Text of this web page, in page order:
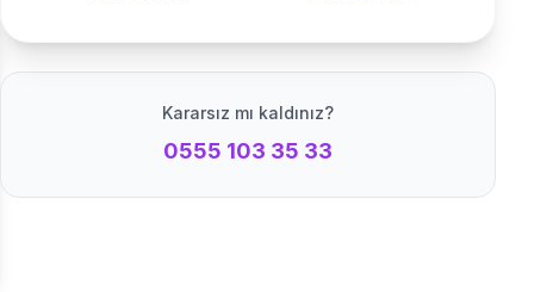
Kararsız mı kaldınız?
0555 103 35 33